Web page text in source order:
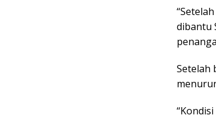
dibantu
Setelah